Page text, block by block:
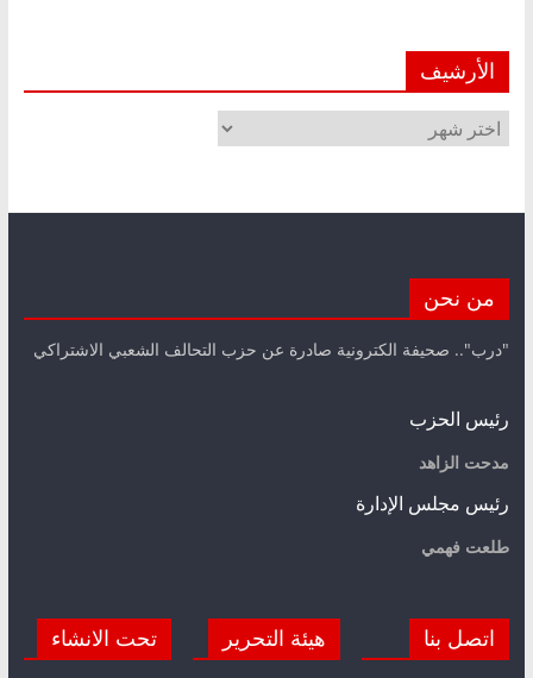
الأرشيف
الأرشيف
من نحن
"درب".. صحيفة الكترونية صادرة عن حزب التحالف الشعبي الاشتراكي
رئيس الحزب
مدحت الزاهد
رئيس مجلس الإدارة
طلعت فهمي
اتصل بنا هيئة التحرير تحت الانشاء